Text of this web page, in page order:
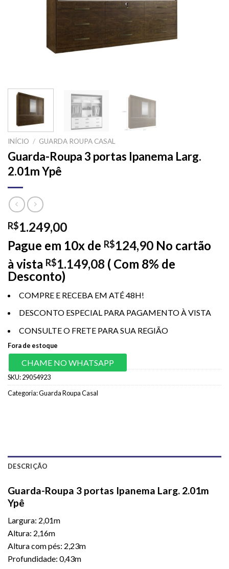
INÍCIO / GUARDA ROUPA CASAL
Guarda-Roupa 3 portas Ipanema Larg.
2.01m Ypê
R$1.249,00
Pague em 10x de R$124,90 No cartão
à vista R$1.149,08 ( Com 8% de
Desconto)
COMPRE E RECEBA EM ATÉ 48H!
DESCONTO ESPECIAL PARA PAGAMENTO À VISTA
CONSULTE O FRETE PARA SUA REGIÃO
Fora de estoque
CHAME NO WHATSAPP
SKU:29054923
Categoria:Guarda Roupa Casal
DESCRIÇÃO
Guarda-Roupa 3 portas Ipanema Larg. 2.01m
Ypê
Largura: 2,01m
Altura: 2,16m
Altura com pés: 2,23m
Profundidade: 0,43m